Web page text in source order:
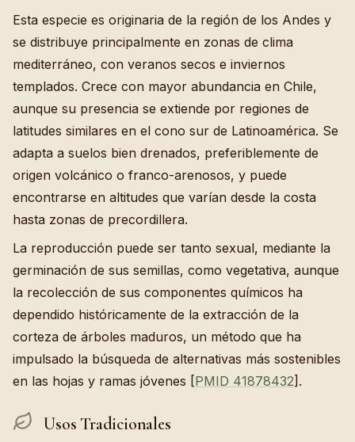
Esta especie es originaria de la región de los Andes y
se distribuye principalmente en zonas de clima
mediterráneo, con veranos secos e inviernos
templados. Crece con mayor abundancia en Chile,
aunque su presencia se extiende por regiones de
latitudes similares en el cono sur de Latinoamérica. Se
adapta a suelos bien drenados, preferiblemente de
origen volcánico o franco-arenosos, y puede
encontrarse en altitudes que varían desde la costa
hasta zonas de precordillera.
La reproducción puede ser tanto sexual, mediante la
germinación de sus semillas, como vegetativa, aunque
la recolección de sus componentes químicos ha
dependido históricamente de la extracción de la
corteza de árboles maduros, un método que ha
impulsado la búsqueda de alternativas más sostenibles
en las hojas y ramas jóvenes [PMID 41878432].
Usos Tradicionales